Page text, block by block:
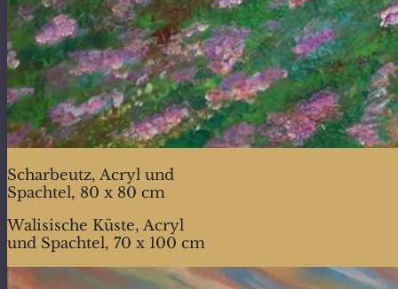
Scharbeutz, Acryl und
Spachtel, 80 x 80 cm
Walisische Küste, Acryl
und Spachtel, 70 x 100 cm